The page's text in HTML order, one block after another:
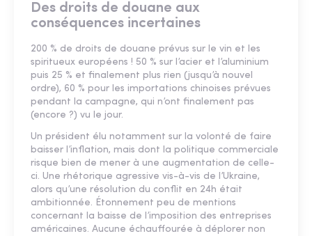
Des droits de douane aux
conséquences incertaines
200 % de droits de douane prévus sur le vin et les
spiritueux européens ! 50 % sur l’acier et l’aluminium
puis 25 % et finalement plus rien (jusqu’à nouvel
ordre), 60 % pour les importations chinoises prévues
pendant la campagne, qui n’ont finalement pas
(encore ?) vu le jour.
Un président élu notamment sur la volonté de faire
baisser l’inflation, mais dont la politique commerciale
risque bien de mener à une augmentation de celle-
ci. Une rhétorique agressive vis-à-vis de l’Ukraine,
alors qu’une résolution du conflit en 24h était
ambitionnée. Étonnement peu de mentions
concernant la baisse de l’imposition des entreprises
américaines. Aucune échauffourée à déplorer non